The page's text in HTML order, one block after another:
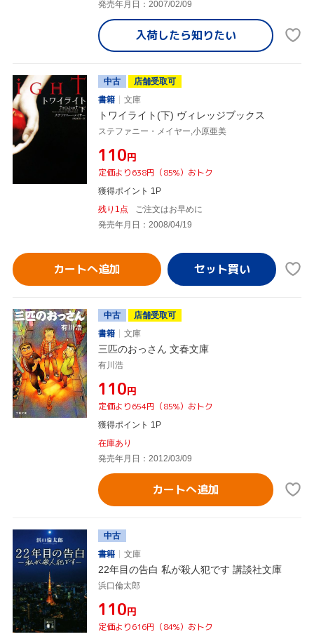
発売年月日：2007/02/09
入荷したら知りたい
中古
店舗受取可
書籍
文庫
トワイライト(下) ヴィレッジブックス
ステファニー・メイヤー,小原亜美
¥110円
定価より638円（85%）おトク
獲得ポイント 1P
残り1点
ご注文はお早めに
発売年月日：2008/04/19
カートへ追加
中古
店舗受取可
書籍
文庫
三匹のおっさん 文春文庫
有川浩
¥110円
定価より654円（85%）おトク
獲得ポイント 1P
在庫あり
発売年月日：2012/03/09
カートへ追加
中古
書籍
文庫
22年目の告白 私が殺人犯です 講談社文庫
浜口倫太郎
¥110円
定価より616円（84%）おトク